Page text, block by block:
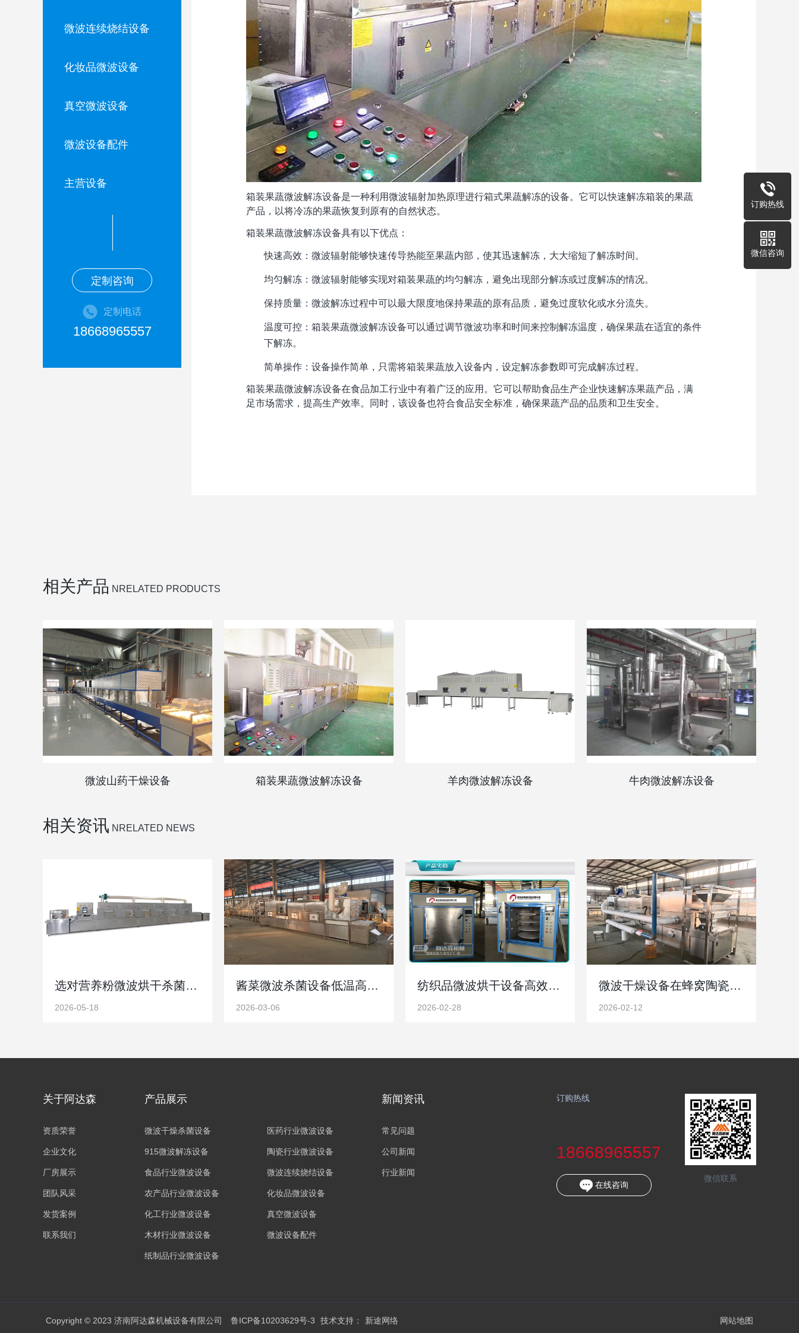
微波连续烧结设备
化妆品微波设备
真空微波设备
微波设备配件
主营设备
定制咨询
定制电话
18668965557
箱装果蔬微波解冻设备是一种利用微波辐射加热原理进行箱式果蔬解冻的设备。它可以快速解冻箱装的果蔬
产品，以将冷冻的果蔬恢复到原有的自然状态。
箱装果蔬微波解冻设备具有以下优点：
快速高效：微波辐射能够快速传导热能至果蔬内部，使其迅速解冻，大大缩短了解冻时间。
均匀解冻：微波辐射能够实现对箱装果蔬的均匀解冻，避免出现部分解冻或过度解冻的情况。
保持质量：微波解冻过程中可以最大限度地保持果蔬的原有品质，避免过度软化或水分流失。
温度可控：箱装果蔬微波解冻设备可以通过调节微波功率和时间来控制解冻温度，确保果蔬在适宜的条件
下解冻。
简单操作：设备操作简单，只需将箱装果蔬放入设备内，设定解冻参数即可完成解冻过程。
箱装果蔬微波解冻设备在食品加工行业中有着广泛的应用。它可以帮助食品生产企业快速解冻果蔬产品，满
足市场需求，提高生产效率。同时，该设备也符合食品安全标准，确保果蔬产品的品质和卫生安全。
相关产品 NRELATED PRODUCTS
微波山药干燥设备 箱装果蔬微波解冻设备 羊肉微波解冻设备 牛肉微波解冻设备
相关资讯 NRELATED NEWS
选对营养粉微波烘干杀菌设备：试机实操是保障品质关键
2026-05-18
酱菜微波杀菌设备低温高效杀菌锁鲜防腐更节能
2026-03-06
纺织品微波烘干设备高效节能护面料厂家直供品质保障
2026-02-28
微波干燥设备在蜂窝陶瓷过滤网中的优势和重要性
2026-02-12
关于阿达森
资质荣誉
企业文化
厂房展示
团队风采
发货案例
联系我们
产品展示
微波干燥杀菌设备
915微波解冻设备
食品行业微波设备
农产品行业微波设备
化工行业微波设备
木材行业微波设备
纸制品行业微波设备
医药行业微波设备
陶瓷行业微波设备
微波连续烧结设备
化妆品微波设备
真空微波设备
微波设备配件
新闻资讯
常见问题
公司新闻
行业新闻
微信联系
订购热线
18668965557
在线咨询
Copyright © 2023 济南阿达森机械设备有限公司 鲁ICP备10203629号-3 技术支持： 新途网络 网站地图
订购热线
微信咨询